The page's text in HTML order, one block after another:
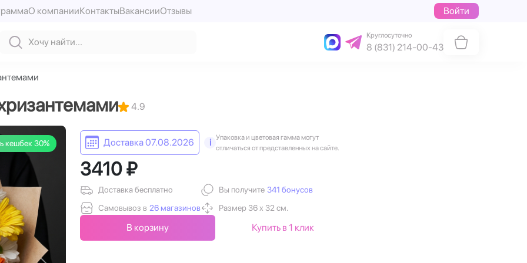
О компанииКонтактыВакансииОтзывы Войти
Круглосуточно
8 (831) 214-00-43
4.9
кешбек 30% Доставка 07.08.2026 i
Упаковка и цветовая гамма могут
отличаться от представленных на сайте.
3410 ₽
Доставка бесплатно
Самовывоз в 26 магазинов
Вы получите 341 бонусов
Размер 36 х 32 см.
В корзину Купить в 1 клик